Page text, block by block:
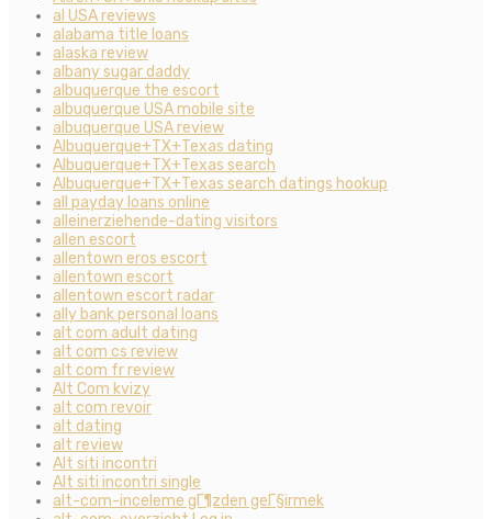
al USA reviews
alabama title loans
alaska review
albany sugar daddy
albuquerque the escort
albuquerque USA mobile site
albuquerque USA review
Albuquerque+TX+Texas dating
Albuquerque+TX+Texas search
Albuquerque+TX+Texas search datings hookup
all payday loans online
alleinerziehende-dating visitors
allen escort
allentown eros escort
allentown escort
allentown escort radar
ally bank personal loans
alt com adult dating
alt com cs review
alt com fr review
Alt Com kvizy
alt com revoir
alt dating
alt review
Alt siti incontri
Alt siti incontri single
alt-com-inceleme gГ¶zden geГ§irmek